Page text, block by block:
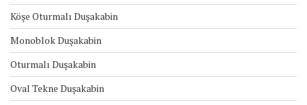
Köşe Oturmalı Duşakabin
Monoblok Duşakabin
Oturmalı Duşakabin
Oval Tekne Duşakabin